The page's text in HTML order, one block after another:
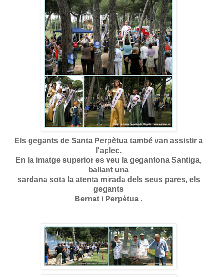
Els gegants de Santa Perpètua també van assistir a
l'aplec.
En la imatge superior es veu la gegantona Santiga,
ballant una
sardana sota la atenta mirada dels seus pares, els
gegants
Bernat i Perpètua .